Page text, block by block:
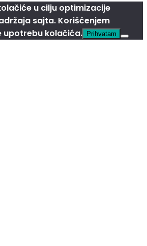
u cilju optimizacije
sajta. Korišćenjem
kolačića.
Prihvatam